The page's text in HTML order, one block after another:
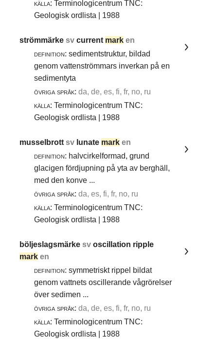
källa: Terminologicentrum TNC:
Geologisk ordlista | 1988
strömmärkesvcurrent mark en
definition: sedimentstruktur, bildad
genom vattenströmmars inverkan på en
sedimentyta
övriga språk: da, de, es, fi, fr, no, ru
källa: Terminologicentrum TNC:
Geologisk ordlista | 1988
musselbrottsv lunate mark en
definition: halvcirkelformad, grund
glacigen fördjupning på yta av berghäll,
med den konve ...
övriga språk: da, es, fi, fr, no, ru
källa: Terminologicentrum TNC:
Geologisk ordlista | 1988
böljeslagsmärkesvoscillation ripple
mark en
definition: symmetriskt rippel bildat
genom vattnets oscillerande vågrörelser
över sedimen ...
övriga språk: da, de, es, fi, fr, no, ru
källa: Terminologicentrum TNC:
Geologisk ordlista | 1988